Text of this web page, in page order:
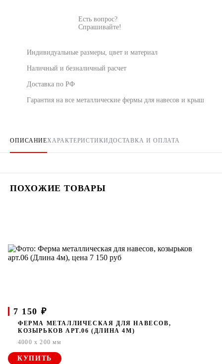
Есть вопрос?
Спрашивайте!
Индивидуальные размеры, цвет и материал
Наличный и безналичный расчет
Доставка по РФ
Гарантия на все металлические фермы для навесов и крыш
ОПИСАНИЕХАРАКТЕРИСТИКИДОСТАВКА И ОПЛАТА
ПОХОЖИЕ ТОВАРЫ
7 150 ₽
ФЕРМА МЕТАЛЛИЧЕСКАЯ ДЛЯ НАВЕСОВ,
КОЗЫРЬКОВ АРТ.06 (ДЛИНА 4М)
4000 x 200 мм
КУПИТЬ